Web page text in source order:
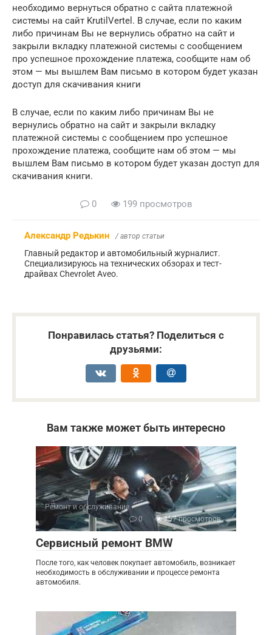
необходимо вернуться обратно с сайта платежной
системы на сайт KrutilVertel. В случае, если по каким
либо причинам Вы не вернулись обратно на сайт и
закрыли вкладку платежной системы с сообщением
про успешное прохождение платежа, сообщите нам об
этом — мы вышлем Вам письмо в котором будет указан
доступ для скачивания книги
В случае, если по каким либо причинам Вы не
вернулись обратно на сайт и закрыли вкладку
платежной системы с сообщением про успешное
прохождение платежа, сообщите нам об этом — мы
вышлем Вам письмо в котором будет указан доступ для
скачивания книги.
0 199 просмотров
Александр Редькин / автор статьи
Главный редактор и автомобильный журналист.
Специализируюсь на технических обзорах и тест-
драйвах Chevrolet Aveo.
Понравилась статья? Поделиться с
друзьями:
Вам также может быть интересно
Ремонт и обслуживание
0
157 просмотров
Сервисный ремонт BMW
После того, как человек покупает автомобиль, возникает
необходимость в обслуживании и процессе ремонта
автомобиля.